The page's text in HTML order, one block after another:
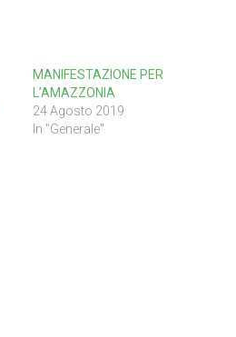
MANIFESTAZIONE PER
L’AMAZZONIA
24 Agosto 2019
In "Generale"